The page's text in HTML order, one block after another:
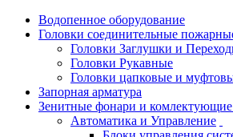
Водопенное оборудование
Головки соединительные
Головки Заглушки и
Головки Рукавные
Головки цапковые и
Запорная арматура
Зенитные фонари и
Автоматика и Управление